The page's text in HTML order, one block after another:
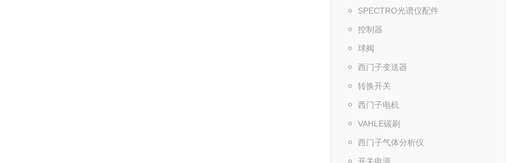
SPECTRO光谱仪配件
控制器
球阀
西门子变送器
转换开关
西门子电机
VAHLE碳刷
西门子气体分析仪